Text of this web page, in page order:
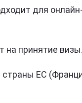
для
на принятие
ЕС